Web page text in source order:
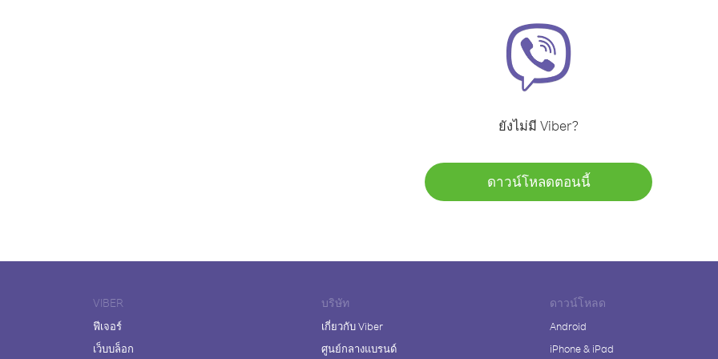
ยังไม่มี Viber?
ดาวน์โหลดตอนนี้
VIBER
ฟีเจอร์
เว็บบล็อก
บริษัท
เกี่ยวกับ Viber
ศูนย์กลางแบรนด์
ดาวน์โหลด
Android
iPhone & iPad